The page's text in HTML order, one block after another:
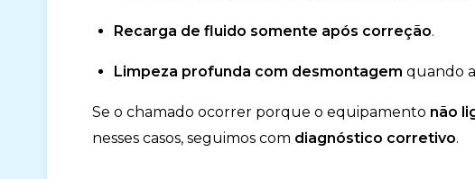
Recarga de fluido somente após correção.
Limpeza profunda com desmontagem quando
Se o chamado ocorrer porque o equipamento não
nesses casos, seguimos com diagnóstico corretivo.